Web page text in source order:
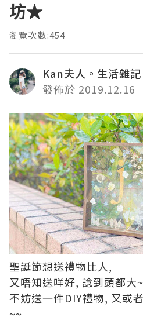
坊★
瀏覽次數:454
Kan夫人。生活雜記
發佈於 2019.12.16
聖誕節想送禮物比人,
又唔知送咩好, 諗到頭都大~
不妨送一件DIY禮物, 又或
~~